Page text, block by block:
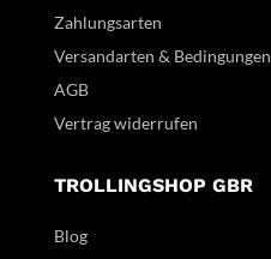
Zahlungsarten
Versandarten & Bedingungen
AGB
Vertrag widerrufen
TROLLINGSHOP GBR
Blog